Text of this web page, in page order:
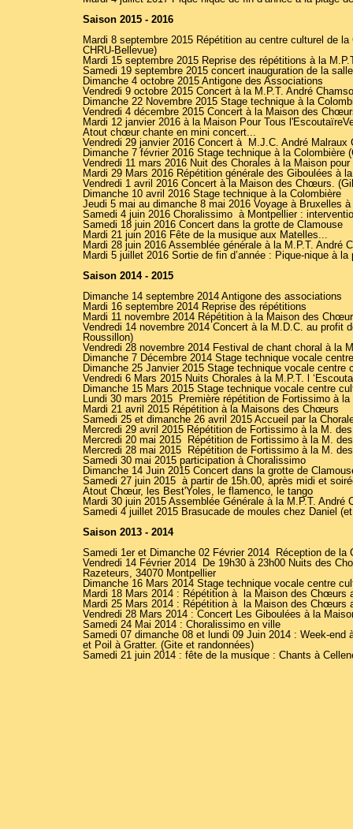
Saison 2015 - 2016
Mardi 8 septembre 2015 Répétition au centre culturel de
CHRU-Bellevue)
Mardi 15 septembre 2015 Reprise des répétitions à la
Samedi 19 septembre 2015 concert inauguration de la
Dimanche 4 octobre 2015 Antigone des Associations
Vendredi 9 octobre 2015 Concert à la M.P.T. André
Dimanche 22 Novembre 2015 Stage technique à la
Vendredi 4 décembre 2015 Concert à la Maison des
Mardi 12 janvier 2016 à la Maison Pour Tous
Atout chœur chante en mini concert...
Vendredi 29 janvier 2016 Concert à M.J.C. André Malraux
Dimanche 7 février 2016 Stage technique à la Colombière
Vendredi 11 mars 2016 Nuit des Chorales à la Maison
Mardi 29 Mars 2016 Répétition générale des Giboulées à
Vendredi 1 avril 2016 Concert à la Maison des Chœurs.
Dimanche 10 avril 2016 Stage technique à la Colombière
Jeudi 5 mai au dimanche 8 mai 2016 Voyage à Bruxelles
Samedi 4 juin 2016 Choralissimo à Montpellier :
Samedi 18 juin 2016 Concert dans la grotte de Clamouse
Mardi 21 juin 2016 Fête de la musique aux Matelles...
Mardi 28 juin 2016 Assemblée générale à la M.P.T. André
Mardi 5 juillet 2016 Sortie de fin d’année : Pique-nique à
Saison 2014 - 2015
Dimanche 14 septembre 2014 Antigone des associations
Mardi 16 septembre 2014 Reprise des répétitions
Mardi 11 novembre 2014 Répétition à la Maison des
Vendredi 14 novembre 2014 Concert à la M.D.C. au profit
Roussillon)
Vendredi 28 novembre 2014 Festival de chant choral à la
Dimanche 7 Décembre 2014 Stage technique vocale
Dimanche 25 Janvier 2015 Stage technique vocale centre
Vendredi 6 Mars 2015 Nuits Chorales à la M.P.T. l
Dimanche 15 Mars 2015 Stage technique vocale centre
Lundi 30 mars 2015 Première répétition de Fortissimo à
Mardi 21 avril 2015 Répétition à la Maisons des Chœurs
Samedi 25 et dimanche 26 avril 2015 Accueil par la
Mercredi 29 avril 2015 Répétition de Fortissimo à la M.
Mercredi 20 mai 2015 Répétition de Fortissimo à la M.
Mercredi 28 mai 2015 Répétition de Fortissimo à la M.
Samedi 30 mai 2015 participation à Choralissimo
Dimanche 14 Juin 2015 Concert dans la grotte de
Samedi 27 juin 2015 à partir de 15h.00, après midi et
Atout Chœur, les Best'Yoles, le flamenco, le tango
Mardi 30 juin 2015 Assemblée Générale à la M.P.T. André
Samedi 4 juillet 2015 Brasucade de moules chez Daniel
Saison 2013 - 2014
Samedi 1er et Dimanche 02 Février 2014 Réception de la
Vendredi 14 Février 2014 De 19h30 à 23h00 Nuits des
Razeteurs, 34070 Montpellier
Dimanche 16 Mars 2014 Stage technique vocale centre
Mardi 18 Mars 2014 : Répétition à la Maison des Chœurs
Mardi 25 Mars 2014 : Répétition à la Maison des Chœurs
Vendredi 28 Mars 2014 : Concert Les Giboulées à la
Samedi 24 Mai 2014 : Choralissimo en ville
Samedi 07 dimanche 08 et lundi 09 Juin 2014 : Week-
et Poil à Gratter. (Gite et randonnées)
Samedi 21 juin 2014 : fête de la musique : Chants à